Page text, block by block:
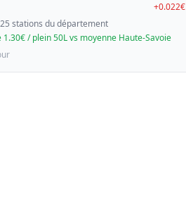
+0.022€
stations du département
1.30€ / plein 50L vs moyenne Haute-Savoie